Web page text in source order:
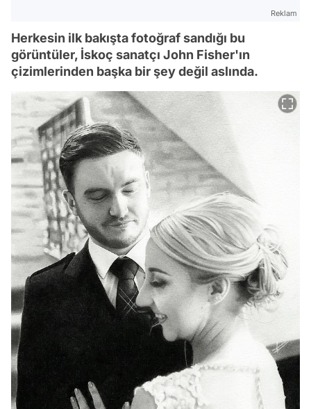
Reklam
Herkesin ilk bakışta fotoğraf sandığı bu
görüntüler, İskoç sanatçı John Fisher'ın
çizimlerinden başka bir şey değil aslında.